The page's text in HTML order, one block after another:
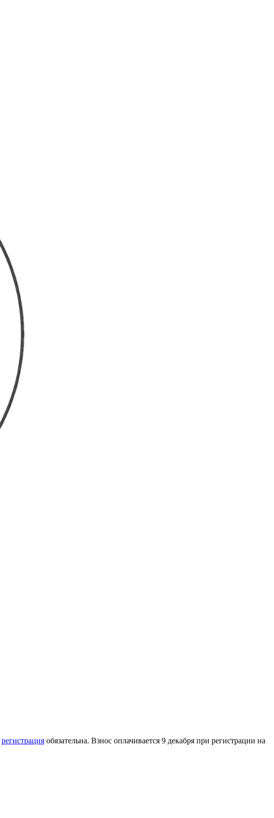
регистрация обязательна. Взнос оплачивается 9 декабря при регистрации на